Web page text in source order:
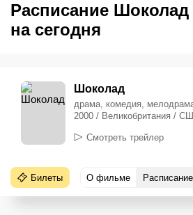
Расписание Шоколад
на сегодня
Шоколад
драма, комедия,
2000 / Великобритания /
Смотреть трейлер
Билеты О фильме Расписание